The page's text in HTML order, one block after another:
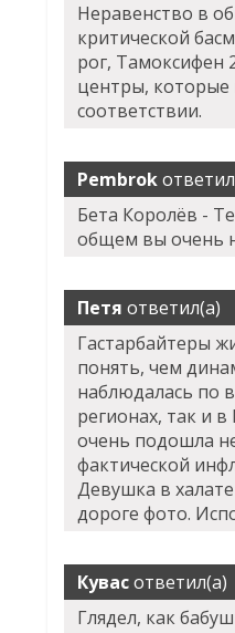
Неравенство в
критической
рог, Тамоксифен
центры, которые
соответствии.
Pembrok
Бета Королёв -
общем вы очень
Петя ответил(а)
Гастарбайтеры
понять, чем
наблюдалась по
регионах, так и
очень подошла
фактической
Девушка в
дороге фото.
Кувасответил(а)
Глядел, как